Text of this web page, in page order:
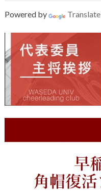
Powered by Translate